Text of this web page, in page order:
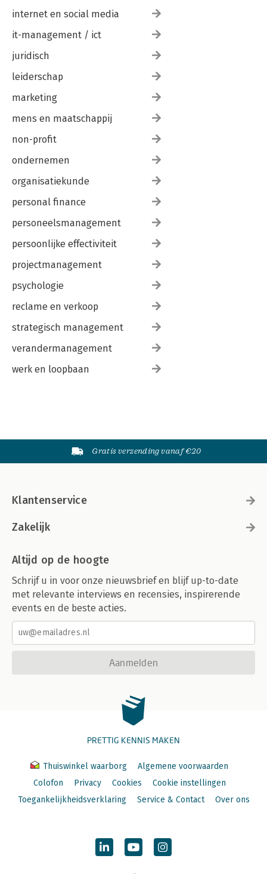
internet en social media
it-management / ict
juridisch
leiderschap
marketing
mens en maatschappij
non-profit
ondernemen
organisatiekunde
personal finance
personeelsmanagement
persoonlijke effectiviteit
projectmanagement
psychologie
reclame en verkoop
strategisch management
verandermanagement
werk en loopbaan
Gratis verzending vanaf €20
Klantenservice
Zakelijk
Altijd op de hoogte
Schrijf u in voor onze nieuwsbrief en blijf up-to-date
met relevante interviews en recensies, inspirerende
events en de beste acties.
Aanmelden
PRETTIG KENNIS MAKEN
Thuiswinkel waarborg
Algemene voorwaarden
Colofon
Privacy Cookies
Cookie instellingen
Toegankelijkheidsverklaring
Service & Contact Over ons